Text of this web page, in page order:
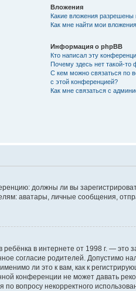
Вложения
Какие вложения разрешены
Как мне найти мои
Информация о phpBB
Кто написал эту
Почему здесь нет такой-то
С кем можно связаться по
с этой конференцией?
Как мне связаться с
должны ли вы
аватары, личные сообщения,
в интернете от 1998 г. —
согласие родителей. Допустимо
ли это к вам, как к
конференции не может давать
вопросу некорректного